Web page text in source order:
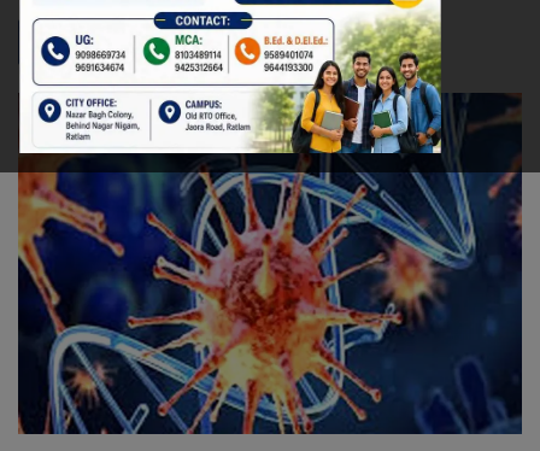
रेलवे
खेल
ज्योतिष
कला-साहित्य
निर्वाचन
धर्म-संस्कृति
करियर